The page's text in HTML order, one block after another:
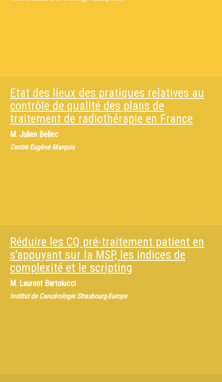
Etat des lieux des pratiques relatives au
contrôle de qualité des plans de
traitement de radiothérapie en France
M. Julien Bellec
Centre Eugène Marquis
Réduire les CQ pré-traitement patient en
s'appuyant sur la MSP, les indices de
complexité et le scripting
M. Laurent Bartolucci
Institut de Cancérologie Strasbourg-Europe